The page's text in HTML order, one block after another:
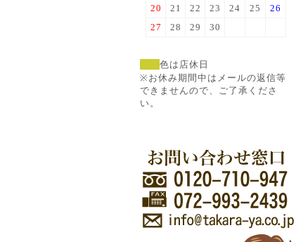
20
21 22 23 24 25
26
27
28 29 30
色は店休日
※お休み期間中はメールの返信等
できませんので、ご了承くださ
い。